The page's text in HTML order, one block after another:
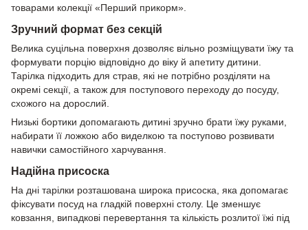
товарами колекції «Перший прикорм».
Зручний формат без секцій
Велика суцільна поверхня дозволяє вільно розміщувати їжу та
формувати порцію відповідно до віку й апетиту дитини.
Тарілка підходить для страв, які не потрібно розділяти на
окремі секції, а також для поступового переходу до посуду,
схожого на дорослий.
Низькі бортики допомагають дитині зручно брати їжу руками,
набирати її ложкою або виделкою та поступово розвивати
навички самостійного харчування.
Надійна присоска
На дні тарілки розташована широка присоска, яка допомагає
фіксувати посуд на гладкій поверхні столу. Це зменшує
ковзання, випадкові перевертання та кількість розлитої їжі під